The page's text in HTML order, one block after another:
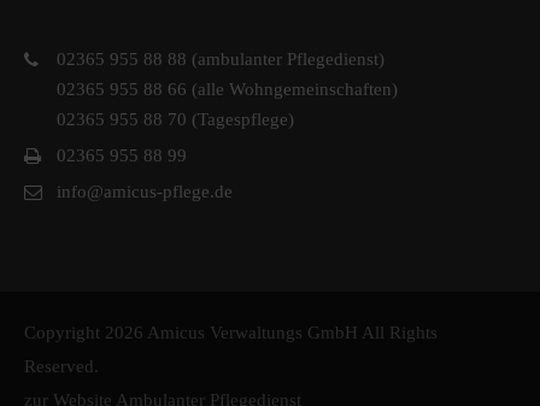
02365 955 88 88 (ambulanter Pflegedienst)
02365 955 88 66 (alle Wohngemeinschaften)
02365 955 88 70 (Tagespflege)
02365 955 88 99
info@amicus-pflege.de
Copyright 2026 Amicus Verwaltungs GmbH All Rights
Reserved.
zur Website Ambulanter Pflegedienst